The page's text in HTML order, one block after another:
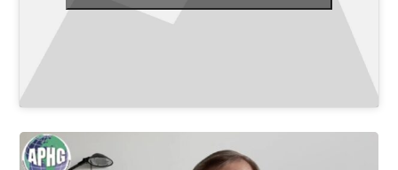
Concours scolaires
Culture